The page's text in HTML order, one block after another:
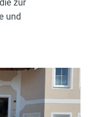
zur
und